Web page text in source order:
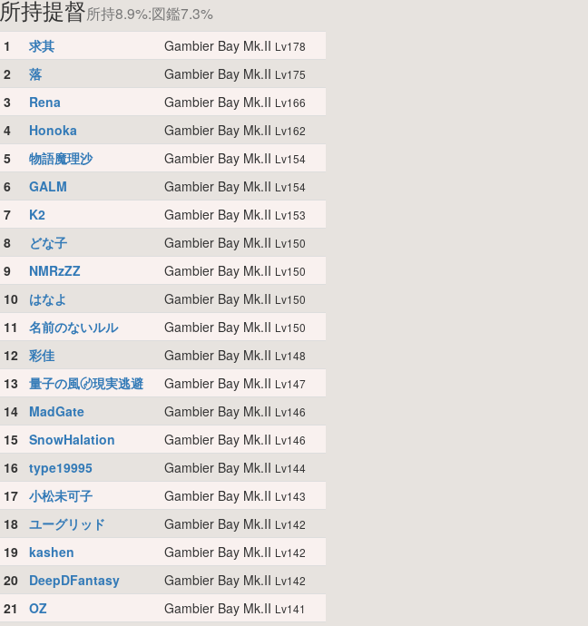
所持提督所持8.9%:図鑑7.3%
1 求其 Gambier Bay Mk.II Lv178
2 落 Gambier Bay Mk.II Lv175
3 Rena Gambier Bay Mk.II Lv166
4 Honoka Gambier Bay Mk.II Lv162
5 物語魔理沙 Gambier Bay Mk.II Lv154
6 GALM Gambier Bay Mk.II Lv154
7 K2 Gambier Bay Mk.II Lv153
8 どな子 Gambier Bay Mk.II Lv150
9 NMRzZZ Gambier Bay Mk.II Lv150
10 はなよ Gambier Bay Mk.II Lv150
11 名前のないルル Gambier Bay Mk.II Lv150
12 彩佳 Gambier Bay Mk.II Lv148
13 量子の風〄現実逃避 Gambier Bay Mk.II Lv147
14 MadGate Gambier Bay Mk.II Lv146
15 SnowHalation Gambier Bay Mk.II Lv146
16 type19995 Gambier Bay Mk.II Lv144
17 小松未可子 Gambier Bay Mk.II Lv143
18 ユーグリッド Gambier Bay Mk.II Lv142
19 kashen Gambier Bay Mk.II Lv142
20 DeepDFantasy Gambier Bay Mk.II Lv142
21 OZ Gambier Bay Mk.II Lv141